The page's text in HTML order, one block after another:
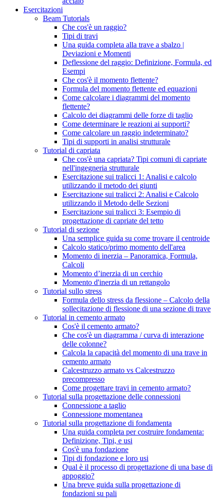
Esercitazioni
Beam Tutorials
Che cos'è un raggio?
Tipi di travi
Una guida completa alla trave a sbalzo |
Deviazioni e Momenti
Deflessione del raggio: Definizione, Formula, ed
Esempi
Che cos'è il momento flettente?
Formula del momento flettente ed equazioni
Come calcolare i diagrammi del momento
flettente?
Calcolo dei diagrammi delle forze di taglio
Come determinare le reazioni ai supporti?
Come calcolare un raggio indeterminato?
Tipi di supporti in analisi strutturale
Tutorial di capriata
Che cos'è una capriata? Tipi comuni di capriate
nell'ingegneria strutturale
Esercitazione sui tralicci 1: Analisi e calcolo
utilizzando il metodo dei giunti
Esercitazione sui tralicci 2: Analisi e Calcolo
utilizzando il Metodo delle Sezioni
Esercitazione sui tralicci 3: Esempio di
progettazione di capriate del tetto
Tutorial di sezione
Una semplice guida su come trovare il centroide
Calcolo statico/primo momento dell'area
Momento di inerzia – Panoramica, Formula,
Calcoli
Momento d’inerzia di un cerchio
Momento d'inerzia di un rettangolo
Tutorial sullo stress
Formula dello stress da flessione – Calcolo della
sollecitazione di flessione di una sezione di trave
Tutorial in cemento armato
Cos'è il cemento armato?
Che cos'è un diagramma / curva di interazione
delle colonne?
Calcola la capacità del momento di una trave in
cemento armato
Calcestruzzo armato vs Calcestruzzo
precompresso
Come progettare travi in ​​cemento armato?
Tutorial sulla progettazione delle connessioni
Connessione a taglio
Connessione momentanea
Tutorial sulla progettazione di fondamenta
Una guida completa per costruire fondamenta:
Definizione, Tipi, e usi
Cos'è una fondazione
Tipi di fondazione e loro usi
Qual è il processo di progettazione di una base di
appoggio?
Una breve guida sulla progettazione di
fondazioni su pali